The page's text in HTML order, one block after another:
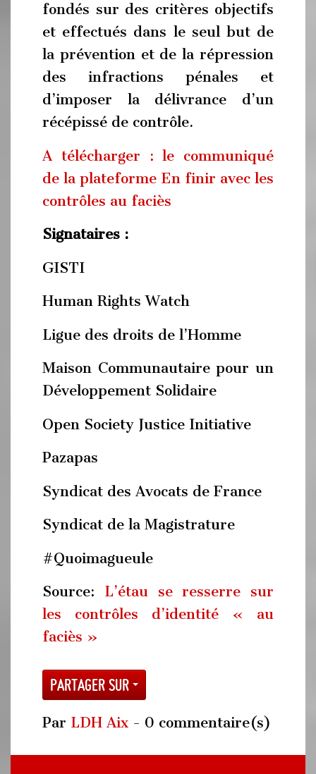
fondés sur des critères objectifs
et effectués dans le seul but de
la prévention et de la répression
des infractions pénales et
d’imposer la délivrance d’un
récépissé de contrôle.
A télécharger :le communiqué
de la plateforme En finir avec les
contrôles au faciès
Signataires :
GISTI
Human Rights Watch
Ligue des droits de l’Homme
Maison Communautaire pour un
Développement Solidaire
Open Society Justice Initiative
Pazapas
Syndicat des Avocats de France
Syndicat de la Magistrature
#Quoimagueule
Source: L’étau se resserre sur
les contrôles d’identité « au
faciès »
Partager sur
Par LDH Aix - 0 commentaire(s)